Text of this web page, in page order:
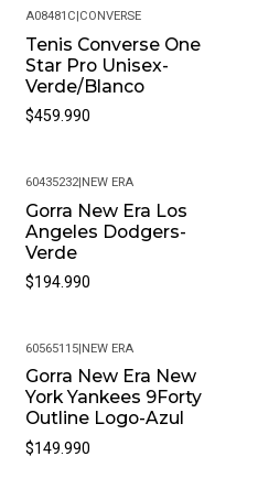
A08481C|CONVERSE
Tenis Converse One
Star Pro Unisex-
Verde/Blanco
$459.990
60435232|NEW ERA
Gorra New Era Los
Angeles Dodgers-
Verde
$194.990
60565115|NEW ERA
Gorra New Era New
York Yankees 9Forty
Outline Logo-Azul
$149.990